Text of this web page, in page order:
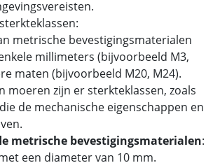
metrische bevestigingsmaterialen
millimeters (bijvoorbeeld M3,
maten (bijvoorbeeld M20, M24).
moeren zijn er sterkteklassen, zoals
de mechanische eigenschappen en
metrische bevestigingsmaterialen:
een diameter van 10 mm.